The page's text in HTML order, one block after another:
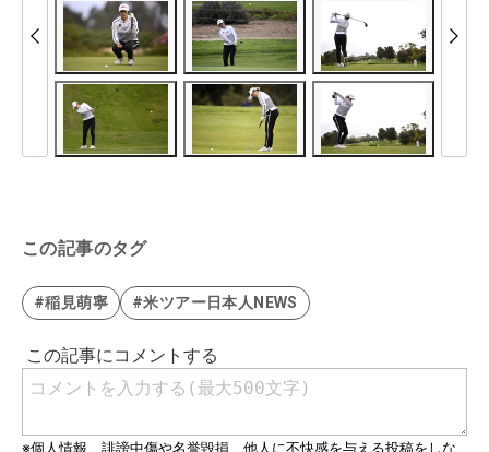
この記事のタグ
#稲見萌寧 #米ツアー日本人NEWS